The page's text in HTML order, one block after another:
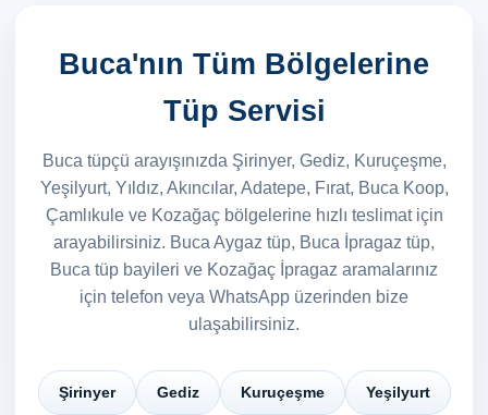
Buca'nın Tüm Bölgelerine
Tüp Servisi
Buca tüpçü arayışınızda Şirinyer, Gediz, Kuruçeşme,
Yeşilyurt, Yıldız, Akıncılar, Adatepe, Fırat, Buca Koop,
Çamlıkule ve Kozağaç bölgelerine hızlı teslimat için
arayabilirsiniz. Buca Aygaz tüp, Buca İpragaz tüp,
Buca tüp bayileri ve Kozağaç İpragaz aramalarınız
için telefon veya WhatsApp üzerinden bize
ulaşabilirsiniz.
Şirinyer Gediz Kuruçeşme Yeşilyurt